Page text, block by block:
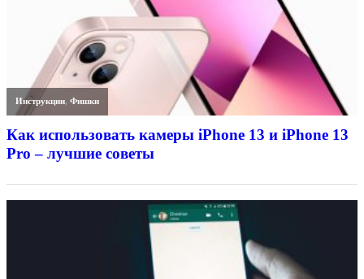
Инструкции,Фишки
Как использовать камеры iPhone 13 и iPhone 13
Pro – лучшие советы